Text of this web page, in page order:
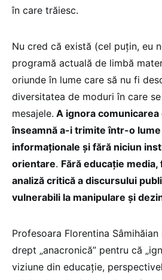
în care trăiesc.
Nu cred că există (cel puțin, eu
programă actuală de limbă
oriunde în lume care să nu fi
diversitatea de moduri în care
mesajele. A ignora comunicarea
înseamnă a-i trimite într-o lume
informaționale și fără niciun
orientare. Fără educație
analiză critică a discursului
vulnerabili la manipulare și
Profesoara Florentina
drept „anacronică” pentru că
viziune din educație,